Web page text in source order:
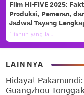
Film HI-FIVE 2025:
Produksi, Pemeran,
Jadwal Tayang
1 tahun yang lalu
LAINNYA
Hidayat
Guangzhou